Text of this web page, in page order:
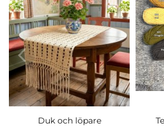
Duk och löpare